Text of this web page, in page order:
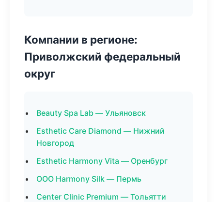
Компании в регионе:
Приволжский федеральный
округ
Beauty Spa Lab — Ульяновск
Esthetic Care Diamond — Нижний
Новгород
Esthetic Harmony Vita — Оренбург
ООО Harmony Silk — Пермь
Center Clinic Premium — Тольятти